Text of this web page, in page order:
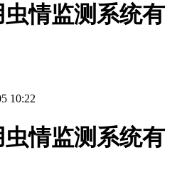
情监测系统有
10:22
情监测系统有